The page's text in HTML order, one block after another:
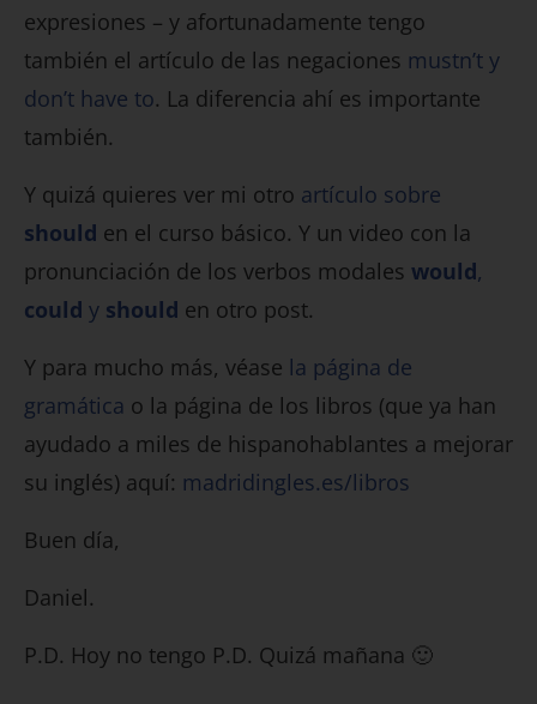
expresiones – y afortunadamente tengo
también el artículo de las negaciones mustn’t y
don’t have to. La diferencia ahí es importante
también.
Y quizá quieres ver mi otro artículo sobre
should en el curso básico. Y un video con la
pronunciación de los verbos modales would,
could y should en otro post.
Y para mucho más, véase la página de
gramática o la página de los libros (que ya han
ayudado a miles de hispanohablantes a mejorar
su inglés) aquí: madridingles.es/libros
Buen día,
Daniel.
P.D. Hoy no tengo P.D. Quizá mañana 🙂